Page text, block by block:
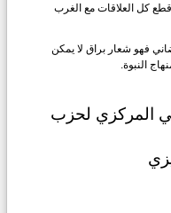
قطع كل العلاقات مع الغرب
فهو شعار براق لا يمكن
النبوة.
المركزي لحزب